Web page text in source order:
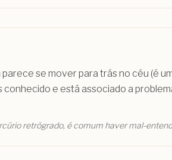
parece se mover para trás no céu (é
e está associado a
retrógrado, é comum haver mal-